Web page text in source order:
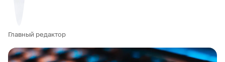
Главный редактор